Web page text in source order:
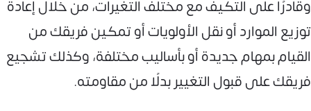
وقادرًا على التكيف مع مختلف التغيرات، من خلال إعادة
توزيع الموارد أو نقل الأولويات أو تمكين فريقك من
القيام بمهام جديدة أو بأساليب مختلفة، وكذلك تشجيع
فريقك على قبول التغيير بدلًا من مقاومته.